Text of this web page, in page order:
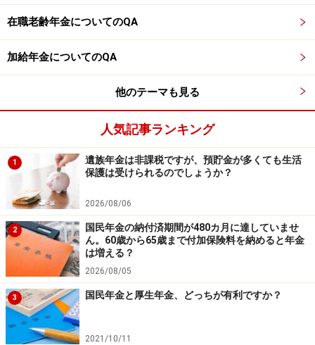
就職したら、年金はどうなりますか？
18歳から会社員。63歳になる前に、年金の44年特例で、
※記事内容は執筆時点のものです。最新の内容をご確認くださ
い。
本記事の内容は一般的な情報提供を目的としており、特定の金融
商品や投資行動を推奨するものではありません。
投資や資産運用に関する最終的なご判断はご自身の責任において
行ってください。
掲載情報の正確性・完全性については十分に配慮しております
が、その内容を保証するものではなく、これに基づく損失・損害
などについて当社は一切の責任を負いません。
最新の情報や詳細については、必ず各金融機関やサービス提供者
の公式情報をご確認ください。
【編集部からのお知らせ】
・「家計」について、アンケート（2026/8/31まで）
中です！
※抽選で20名にAmazonギフト券1000円分プレゼント
※謝礼付きの限定アンケートやモニター企画に参加が可能に
なります
在職老齢年金についてのQA
加給年金についてのQA
他のテーマも見る
人気記事ランキング
1
遺族年金は非課税ですが、預貯金が多くても生活
保護は受けられるのでしょうか？
2026/08/06
2
国民年金の納付済期間が480カ月に達していませ
ん。60歳から65歳まで付加保険料を納めると年金
は増える？
2026/08/05
3 国民年金と厚生年金、どっちが有利ですか？
2021/10/11